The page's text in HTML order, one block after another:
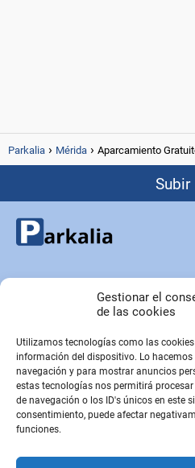
Gestionar el
de las cookies
Utilizamos tecnologías como las
información del dispositivo. Lo
navegación y para mostrar anuncios
estas tecnologías nos permitirá
de navegación o los ID's únicos en este
consentimiento, puede afectar
funciones.
Parkalia Mérida Aparcamiento
Subir
Copyright © Parkalia.es
PÁGINAS EMPRESA
Contacto
Sobre Nosotros
Sitemap